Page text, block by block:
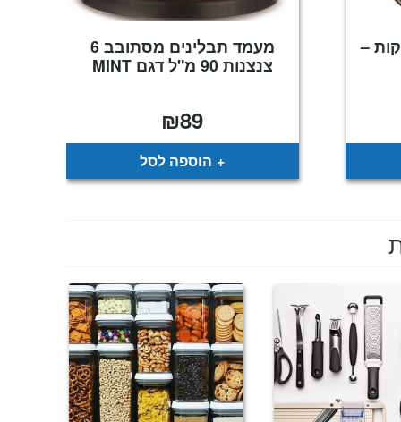
–
מעמד תבלינים מסתובב 6
צנצנות 90 מ"ל דגם MINT
₪89
הוספה לסל